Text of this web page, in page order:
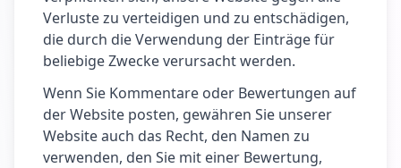
Verluste zu verteidigen und zu entschädigen,
die durch die Verwendung der Einträge für
beliebige Zwecke verursacht werden.
Wenn Sie Kommentare oder Bewertungen auf
der Website posten, gewähren Sie unserer
Website auch das Recht, den Namen zu
verwenden, den Sie mit einer Bewertung,